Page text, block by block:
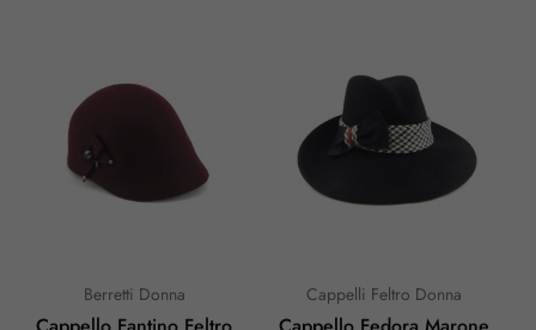
Berretti Donna Cappelli Feltro Donna